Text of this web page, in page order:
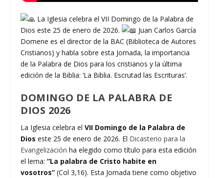
La Iglesia celebra el VII Domingo de la Palabra de
Dios este 25 de enero de 2026.
Juan Carlos García
Domene es el director de la BAC (Biblioteca de Autores
Cristianos) y habla sobre esta Jornada, la importancia
de la Palabra de Dios para los cristianos y la última
edición de la Biblia: ‘La Biblia. Escrutad las Escrituras’.
DOMINGO DE LA PALABRA DE
DIOS 2026
La Iglesia celebra elVII Domingo de la Palabra de
Dios este 25 de enero de 2026. El Dicasterio para la
Evangelización ha elegido como título para esta edición
el lema:“La palabra de Cristo habite en
vosotros” (Col 3,16). Esta Jornada tiene como objetivo